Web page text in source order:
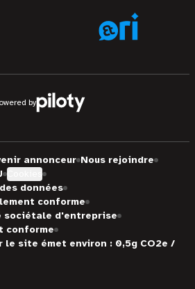
by
annonceur Nous rejoindre
données
conforme
sociétale d'entreprise
conforme
le site émet environ : 0,5g CO2e /